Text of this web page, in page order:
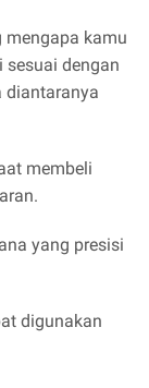
mengapa kamu
sesuai dengan
diantaranya
membeli
yang presisi
digunakan